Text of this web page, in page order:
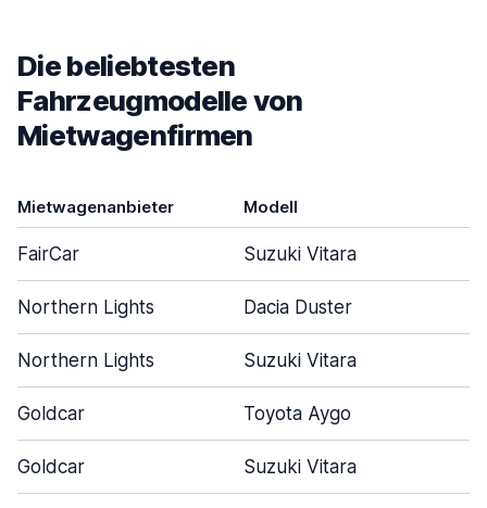
Die beliebtesten
Fahrzeugmodelle von
Mietwagenfirmen
Mietwagenanbieter Modell
FairCar Suzuki Vitara
Northern Lights Dacia Duster
Northern Lights Suzuki Vitara
Goldcar Toyota Aygo
Goldcar Suzuki Vitara